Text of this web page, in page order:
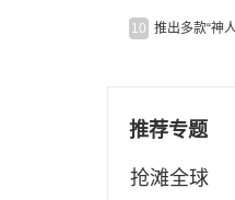
10
推荐专题
抢滩全球